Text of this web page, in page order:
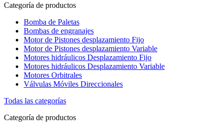
Categoría de productos
Bomba de Paletas
Bombas de engranajes
Motor de Pistones desplazamiento Fijo
Motor de Pistones desplazamiento Variable
Motores hidráulicos Desplazamiento Fijo
Motores hidráulicos Desplazamiento Variable
Motores Orbitrales
Válvulas Móviles Direccionales
Todas las categorías
Categoría de productos